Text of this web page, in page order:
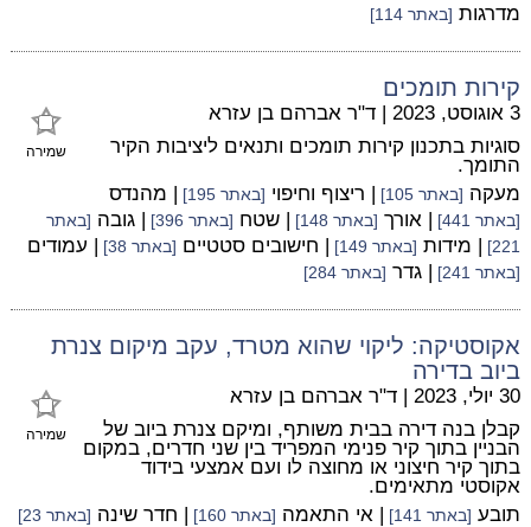
מדרגות [באתר 114]
קירות תומכים
שמירה
3 אוגוסט, 2023 | ד"ר אברהם בן עזרא
סוגיות בתכנון קירות תומכים ותנאים ליציבות הקיר
התומך.
מעקה [באתר 105] | ריצוף וחיפוי [באתר 195] | מהנדס
[באתר 441] | אורך [באתר 148] | שטח [באתר 396] | גובה [באתר
221]
| מידות [באתר 149] | חישובים סטטיים [באתר 38] | עמודים
[באתר 241] | גדר [באתר 284]
אקוסטיקה: ליקוי שהוא מטרד, עקב מיקום צנרת
ביוב בדירה
שמירה
30 יולי, 2023 | ד"ר אברהם בן עזרא
קבלן בנה דירה בבית משותף, ומיקם צנרת ביוב של
הבניין בתוך קיר פנימי המפריד בין שני חדרים, במקום
בתוך קיר חיצוני או מחוצה לו ועם אמצעי בידוד
אקוסטי מתאימים.
תובע [באתר 141] | אי התאמה [באתר 160] | חדר שינה [באתר 23]